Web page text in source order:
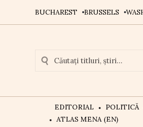
BUCHAREST BRUSSELS
EDITORIAL POLITICĂ
ATLAS MENA (EN)